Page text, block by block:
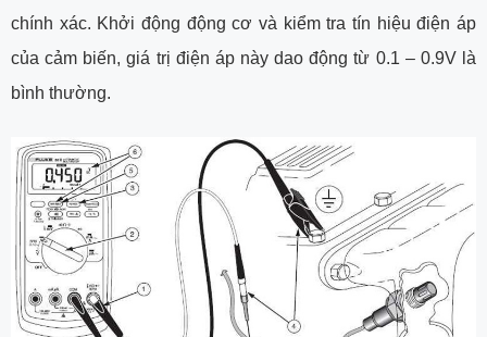
chính xác. Khởi động động cơ và kiểm tra tín hiệu điện áp
của cảm biến, giá trị điện áp này dao động từ 0.1 – 0.9V là
bình thường.